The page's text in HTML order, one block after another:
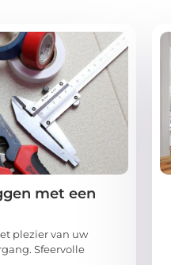
met een
plezier van uw
Sfeervolle